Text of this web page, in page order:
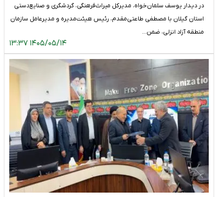
در دیدار یوسف سلمان‌خواه، مدیرکل میراث‌فرهنگی، گردشگری و صنایع‌دستی
استان گیلان با مصطفی طاعتی‌مقدم، رئیس هیئت‌مدیره و مدیرعامل سازمان
منطقه آزاد انزلی، ضمن…
۱۴۰۵/۰۵/۱۴ ۱۳:۳۷